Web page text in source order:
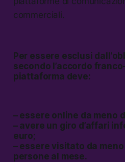
commerciali.
Per essere esclusi
secondo l’accordo
piattaforma deve:
– essere online da meno
– avere un giro d’affari
euro;
– essere visitato da
persone al mese.